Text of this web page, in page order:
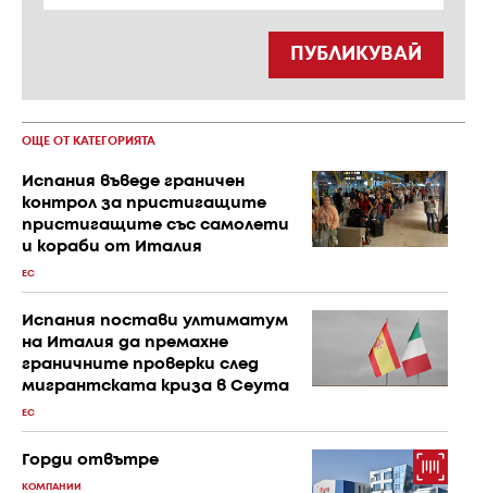
ПУБЛИКУВАЙ
ОЩЕ ОТ КАТЕГОРИЯТА
Испания въведе граничен
контрол за пристигащите
пристигащите със самолети
и кораби от Италия
ЕС
Испания постави ултиматум
на Италия да премахне
граничните проверки след
мигрантската криза в Сеута
ЕС
Горди отвътре
КОМПАНИИ